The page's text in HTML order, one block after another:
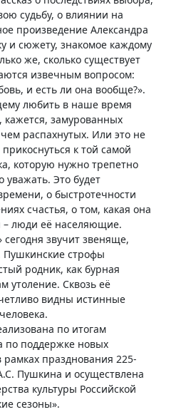
судьбу, о влиянии на
произведение Александра
и сюжету, знакомое каждому
же, сколько существует
извечным вопросом:
и есть ли она вообще?».
любить в наше время
кажется, замурованных
распахнутых. Или это не
к той самой
которую нужно трепетно
Это будет
о быстротечности
счастья, о том, какая она
– люди её населяющие.
звучит звеняще,
Пушкинские строфы
родник, как бурная
утоление. Сквозь её
видны истинные
по итогам
по поддержке новых
рамках празднования 225-
Пушкина и осуществлена
культуры Российской
сезоны».